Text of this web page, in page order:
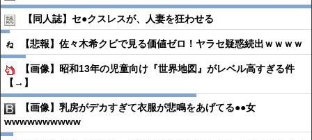
【同人誌】セ●︎クスレスが、人妻を狂わせる
【悲報】佐々木希クビで見る価値ゼロ！ヤラセ疑惑続出ｗｗｗｗ
【画像】昭和13年の児童向け『世界地図』がレベル高すぎる件
【→】
【画像】乳房がデカすぎて衣服が悲鳴をあげてる●●女
wwwwwwwwww